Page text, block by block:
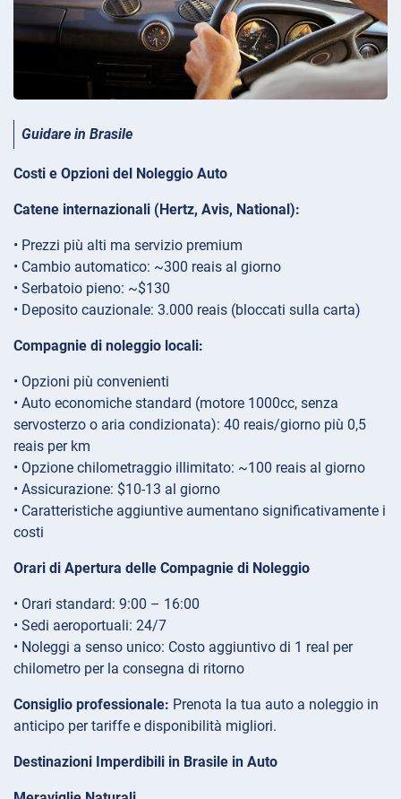
Guidare in Brasile
Costi e Opzioni del Noleggio Auto
Catene internazionali (Hertz, Avis, National):
• Prezzi più alti ma servizio premium
• Cambio automatico: ~300 reais al giorno
• Serbatoio pieno: ~$130
• Deposito cauzionale: 3.000 reais (bloccati sulla carta)
Compagnie di noleggio locali:
• Opzioni più convenienti
• Auto economiche standard (motore 1000cc, senza
servosterzo o aria condizionata): 40 reais/giorno più 0,5
reais per km
• Opzione chilometraggio illimitato: ~100 reais al giorno
• Assicurazione: $10-13 al giorno
• Caratteristiche aggiuntive aumentano significativamente i
costi
Orari di Apertura delle Compagnie di Noleggio
• Orari standard: 9:00 – 16:00
• Sedi aeroportuali: 24/7
• Noleggi a senso unico: Costo aggiuntivo di 1 real per
chilometro per la consegna di ritorno
Consiglio professionale: Prenota la tua auto a noleggio in
anticipo per tariffe e disponibilità migliori.
Destinazioni Imperdibili in Brasile in Auto